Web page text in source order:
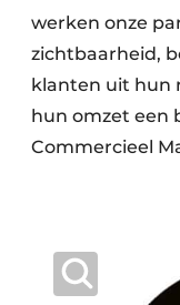
werken onze
zichtbaarheid,
klanten uit hun
hun omzet een
Commercieel